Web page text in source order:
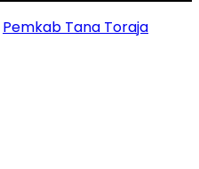
Pemkab Tana Toraja